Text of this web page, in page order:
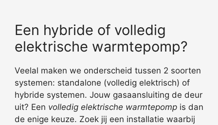
Een hybride of volledig
elektrische warmtepomp?
Veelal maken we onderscheid tussen 2 soorten
systemen: standalone (volledig elektrisch) of
hybride systemen. Jouw gasaansluiting de deur
uit? Een volledig elektrische warmtepomp is dan
de enige keuze. Zoek jij een installatie waarbij